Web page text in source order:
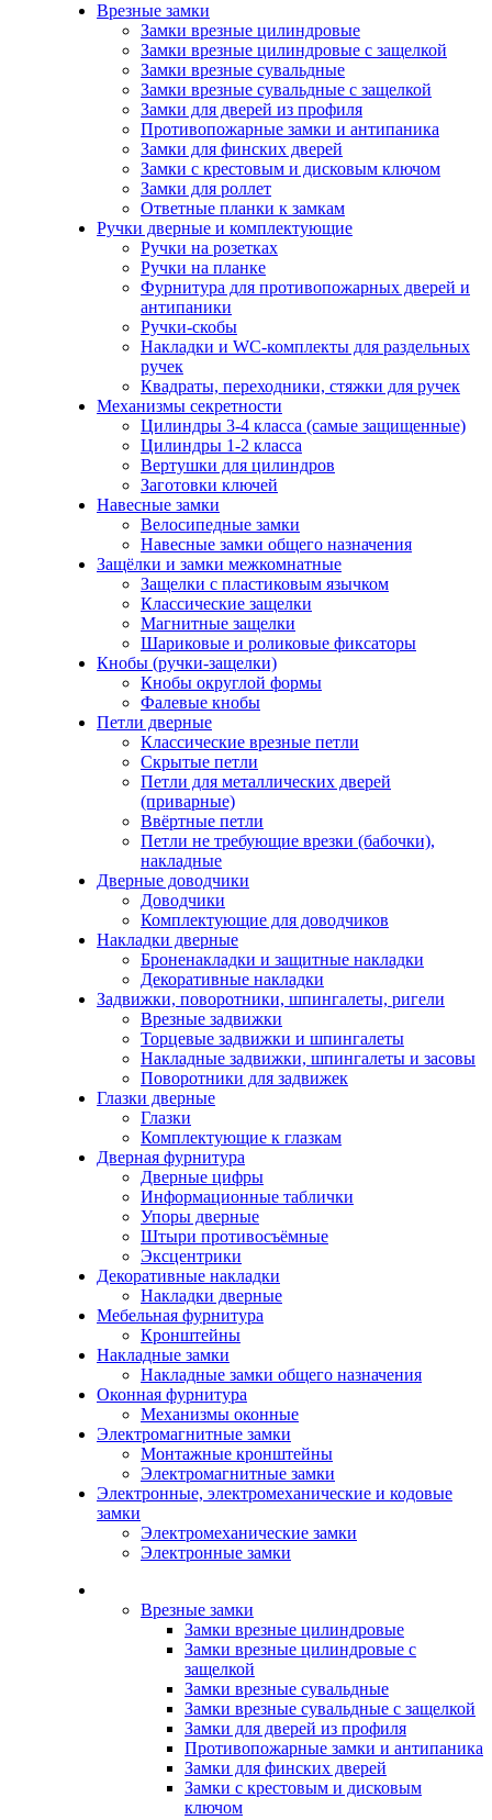
Врезные замки
Замки врезные цилиндровые
Замки врезные цилиндровые с защелкой
Замки врезные сувальдные
Замки врезные сувальдные с защелкой
Замки для дверей из профиля
Противопожарные замки и антипаника
Замки для финских дверей
Замки с крестовым и дисковым ключом
Замки для роллет
Ответные планки к замкам
Ручки дверные и комплектующие
Ручки на розетках
Ручки на планке
Фурнитура для противопожарных дверей и
антипаники
Ручки-скобы
Накладки и WC-комплекты для раздельных
ручек
Квадраты, переходники, стяжки для ручек
Механизмы секретности
Цилиндры 3-4 класса (самые защищенные)
Цилиндры 1-2 класса
Вертушки для цилиндров
Заготовки ключей
Навесные замки
Велосипедные замки
Навесные замки общего назначения
Защёлки и замки межкомнатные
Защелки с пластиковым язычком
Классические защелки
Магнитные защелки
Шариковые и роликовые фиксаторы
Кнобы (ручки-защелки)
Кнобы округлой формы
Фалевые кнобы
Петли дверные
Классические врезные петли
Скрытые петли
Петли для металлических дверей
(приварные)
Ввёртные петли
Петли не требующие врезки (бабочки),
накладные
Дверные доводчики
Доводчики
Комплектующие для доводчиков
Накладки дверные
Броненакладки и защитные накладки
Декоративные накладки
Задвижки, поворотники, шпингалеты, ригели
Врезные задвижки
Торцевые задвижки и шпингалеты
Накладные задвижки, шпингалеты и засовы
Поворотники для задвижек
Глазки дверные
Глазки
Комплектующие к глазкам
Дверная фурнитура
Дверные цифры
Информационные таблички
Упоры дверные
Штыри противосъёмные
Эксцентрики
Декоративные накладки
Накладки дверные
Мебельная фурнитура
Кронштейны
Накладные замки
Накладные замки общего назначения
Оконная фурнитура
Механизмы оконные
Электромагнитные замки
Монтажные кронштейны
Электромагнитные замки
Электронные, электромеханические и кодовые
замки
Электромеханические замки
Электронные замки
Врезные замки
Замки врезные цилиндровые
Замки врезные цилиндровые с
защелкой
Замки врезные сувальдные
Замки врезные сувальдные с защелкой
Замки для дверей из профиля
Противопожарные замки и антипаника
Замки для финских дверей
Замки с крестовым и дисковым
ключом